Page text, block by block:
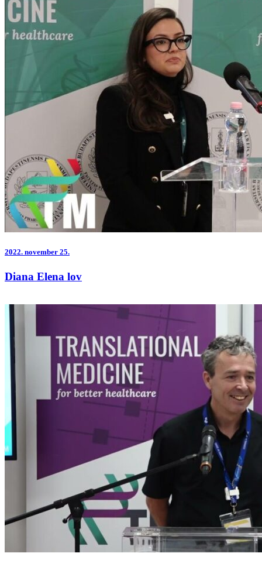
2022. november 25.
Diana Elena lov